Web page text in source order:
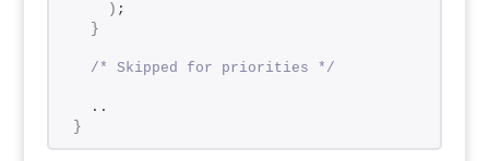
) ;
}
/* Skipped for priorities */
  ..
}